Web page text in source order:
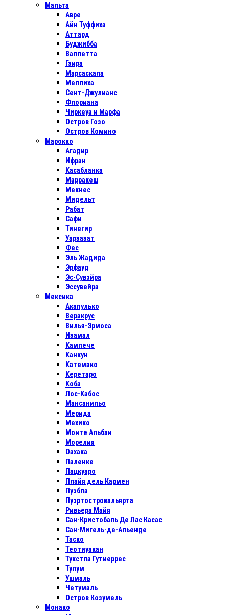
Мальта
Авре
Айн Туффиха
Аттард
Буджибба
Валлетта
Гзира
Марсаскала
Меллиха
Сент-Джулианс
Флориана
Чиркеуа и Марфа
Остров Гозо
Остров Комино
Марокко
Агадир
Ифран
Касабланка
Марракеш
Мекнес
Мидельт
Рабат
Сафи
Тинегир
Уарзазат
Фес
Эль Жадида
Эрфауд
Эс-Сувэйра
Эссувейра
Мексика
Акапулько
Веракрус
Вилья-Эрмоса
Изамал
Кампече
Канкун
Катемако
Керетаро
Коба
Лос-Кабос
Мансанильо
Мерида
Мехико
Монте Альбан
Морелия
Оахака
Паленке
Пацкуаро
Плайя дель Кармен
Пуэбла
Пуэртостровальярта
Ривьера Майя
Сан-Кристобаль Де Лас Касас
Сан-Мигель-де-Альенде
Таско
Теотиуакан
Тукстла Гутиеррес
Тулум
Ушмаль
Четумаль
Остров Козумель
Монако